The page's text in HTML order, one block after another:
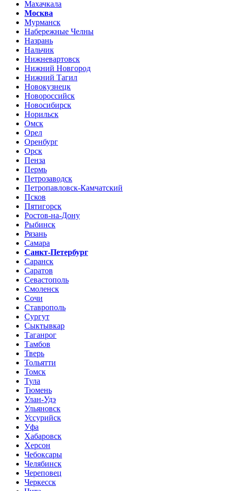
Махачкала
Москва
Мурманск
Набережные Челны
Назрань
Нальчик
Нижневартовск
Нижний Новгород
Нижний Тагил
Новокузнецк
Новороссийск
Новосибирск
Норильск
Омск
Орел
Оренбург
Орск
Пенза
Пермь
Петрозаводск
Петропавловск-Камчатский
Псков
Пятигорск
Ростов-на-Дону
Рыбинск
Рязань
Самара
Санкт-Петербург
Саранск
Саратов
Севастополь
Смоленск
Сочи
Ставрополь
Сургут
Сыктывкар
Таганрог
Тамбов
Тверь
Тольятти
Томск
Тула
Тюмень
Улан-Удэ
Ульяновск
Уссурийск
Уфа
Хабаровск
Херсон
Чебоксары
Челябинск
Череповец
Черкесск